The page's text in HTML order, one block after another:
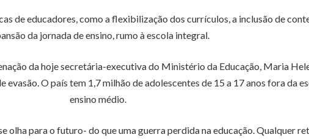
de educadores, como a flexibilização dos currículos, a inclusão de
da jornada de ensino, rumo à escola integral.
da hoje secretária-executiva do Ministério da Educação, Maria
O país tem 1,7 milhão de adolescentes de 15 a 17 anos fora da
ensino médio.
olha para o futuro- do que uma guerra perdida na educação. Qualquer